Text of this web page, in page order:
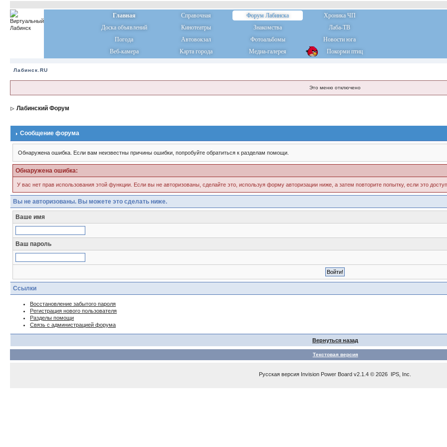
Главная Справочная Форум Лабинска
Хроника ЧП
Доска объявлений
Кинотеатры Знакомства
Лаба-ТВ
Погода
Автовокзал Фотоальбомы
Новости юга
Веб-камера
Карта города Медиа-галерея Покорми птиц
Лабинск.RU
Это меню отключено
Лабинский Форум
Сообщение форума
Обнаружена ошибка. Если вам неизвестны причины ошибки, попробуйте обратиться к разделам помощи.
Обнаружена ошибка:
У вас нет прав использования этой функции. Если вы не авторизованы, сделайте это, используя форму авторизации ниже, а затем повторите попытку, если это
Вы не авторизованы. Вы можете это сделать ниже.
Ваше имя
Ваш пароль
Ссылки
Восстановление забытого пароля
Регистрация нового пользователя
Разделы помощи
Связь с администрацией форума
Вернуться назад
Текстовая версия
Русская версия Invision Power Board v2.1.4 © 2026 IPS, Inc.